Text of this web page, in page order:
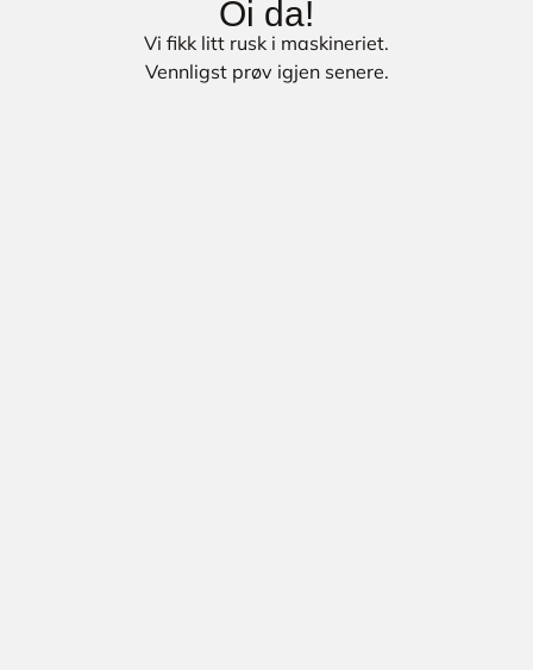
Oi da!
Vi fikk litt rusk i maskineriet.
Vennligst prøv igjen senere.